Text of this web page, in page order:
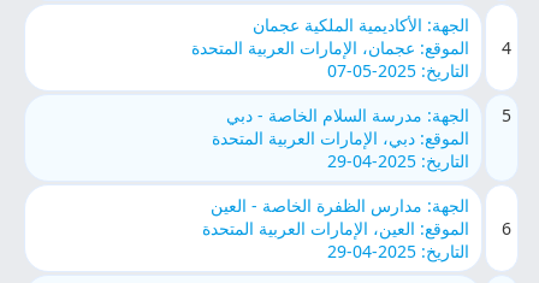
4
الجهة: الأكاديمية الملكية عجمان
الموقع: عجمان، الإمارات العربية المتحدة
التاريخ: 2025-05-07
5
الجهة: مدرسة السلام الخاصة - دبي
الموقع: دبي، الإمارات العربية المتحدة
التاريخ: 2025-04-29
6
الجهة: مدارس الظفرة الخاصة - العين
الموقع: العين، الإمارات العربية المتحدة
التاريخ: 2025-04-29